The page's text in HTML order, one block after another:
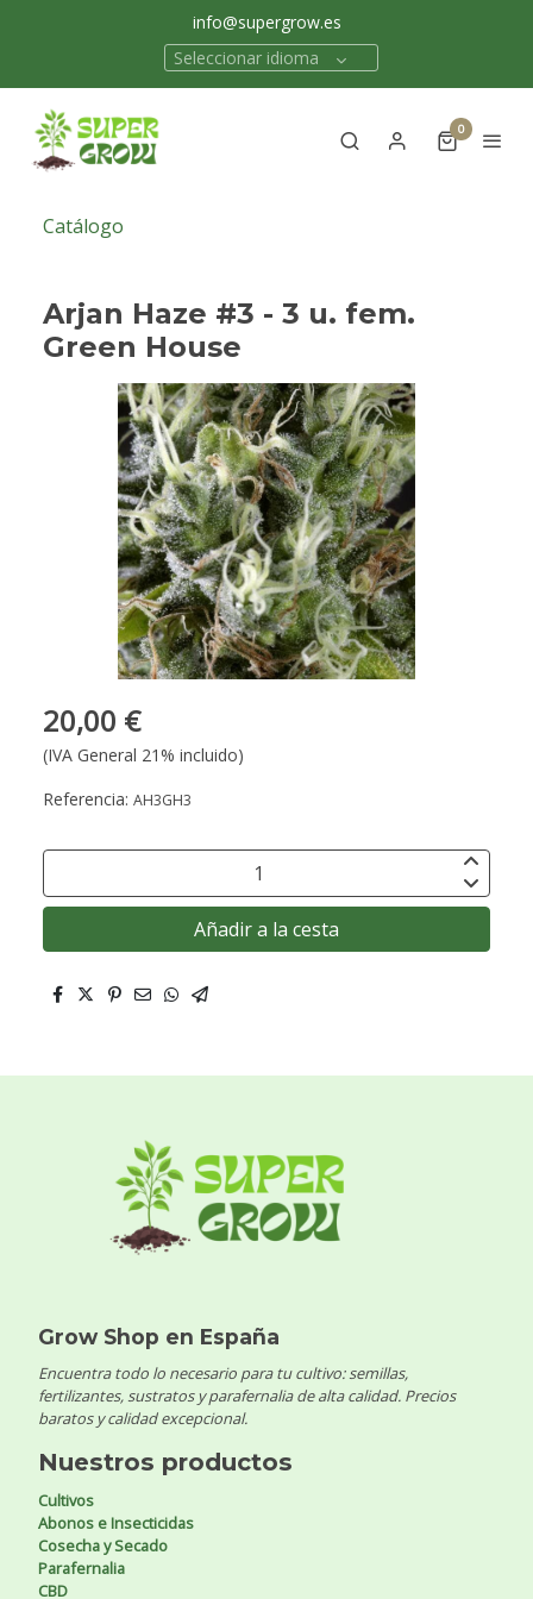
info@supergrow.es
Seleccionar idioma
0
Catálogo
Arjan Haze #3 - 3 u. fem.
Green House
20,00 €
(IVA General 21% incluido)
Referencia: AH3GH3
Añadir a la cesta
Grow Shop en España
Encuentra todo lo necesario para tu cultivo: semillas,
fertilizantes, sustratos y parafernalia de alta calidad. Precios
baratos y calidad excepcional.
Nuestros productos
Cultivos
Abonos e Insecticidas
Cosecha y Secado
Parafernalia
CBD